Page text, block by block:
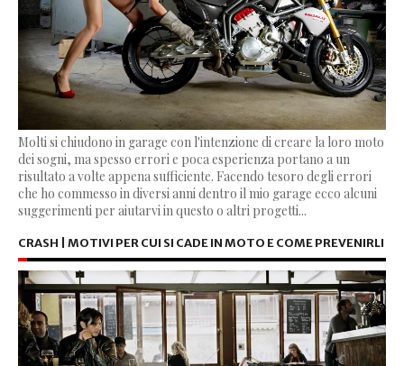
Molti si chiudono in garage con l'intenzione di creare la loro moto
dei sogni, ma spesso errori e poca esperienza portano a un
risultato a volte appena sufficiente. Facendo tesoro degli errori
che ho commesso in diversi anni dentro il mio garage ecco alcuni
suggerimenti per aiutarvi in questo o altri progetti...
CRASH | MOTIVI PER CUI SI CADE IN MOTO E COME PREVENIRLI